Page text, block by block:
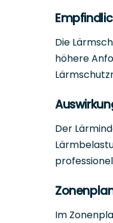
Die
höhere
Der
Im